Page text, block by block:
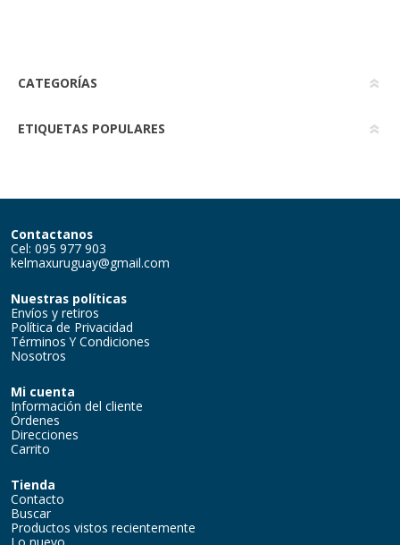
CATEGORÍAS
ETIQUETAS POPULARES
Contactanos
Cel: 095 977 903
kelmaxuruguay@gmail.com
Nuestras políticas
Envíos y retiros
Política de Privacidad
Términos Y Condiciones
Nosotros
Mi cuenta
Información del cliente
Órdenes
Direcciones
Carrito
Tienda
Contacto
Buscar
Productos vistos recientemente